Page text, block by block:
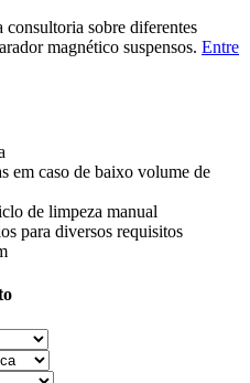
consultoria sobre diferentes
magnético suspensos. Entre
em caso de baixo volume de
de limpeza manual
para diversos requisitos